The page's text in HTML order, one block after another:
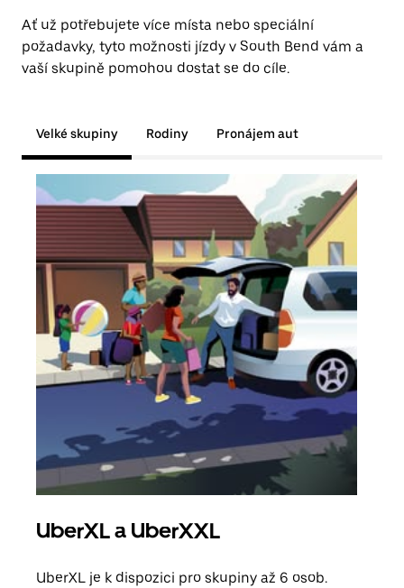
Ať už potřebujete více místa nebo speciální
požadavky, tyto možnosti jízdy v South Bend vám a
vaší skupině pomohou dostat se do cíle.
Velké skupiny Rodiny Pronájem aut
UberXL a UberXXL
UberXL je k dispozici pro skupiny až 6 osob.